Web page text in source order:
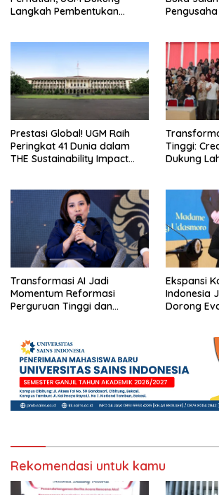
Langkah Pembentukan
Prestasi Global! UGM Raih
Peringkat 41 Dunia dalam
THE Sustainability Impact
Tinggi:
Dukung
Transformasi AI Jadi
Momentum Reformasi
Perguruan Tinggi dan
Ekspansi
Indonesia
Dorong
Rekomendasi untuk kamu